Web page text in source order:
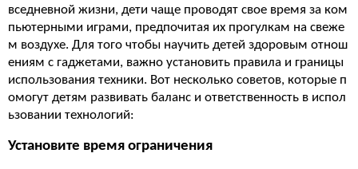
вседневной жизни, дети чаще проводят свое время за ком
пьютерными играми, предпочитая их прогулкам на свеже
м воздухе. Для того чтобы научить детей здоровым отнош
ениям с гаджетами, важно установить правила и границы
использования техники. Вот несколько советов, которые п
омогут детям развивать баланс и ответственность в испол
ьзовании технологий:
Установите время ограничения